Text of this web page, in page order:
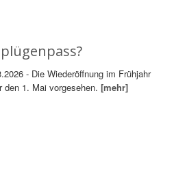
- Die Wiederöffnung im Frühjahr
den 1. Mai vorgesehen.[mehr]